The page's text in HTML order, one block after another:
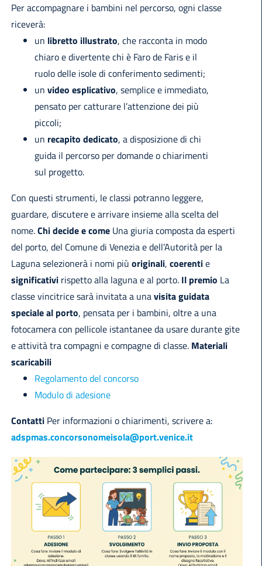
Per accompagnare i bambini nel percorso, ogni classe
riceverà:
un libretto illustrato, che racconta in modo
chiaro e divertente chi è Faro de Faris e il
ruolo delle isole di conferimento sedimenti;
un video esplicativo, semplice e immediato,
pensato per catturare l’attenzione dei più
piccoli;
un recapito dedicato, a disposizione di chi
guida il percorso per domande o chiarimenti
sul progetto.
Con questi strumenti, le classi potranno leggere,
guardare, discutere e arrivare insieme alla scelta del
nome.Chi decide e comeUna giuria composta da esperti
del porto, del Comune di Venezia e dell’Autorità per la
Laguna selezionerà i nomi più originali, coerentie
significativirispetto alla laguna e al porto. Il premio La
classe vincitrice sarà invitata a unavisita guidata
speciale al porto, pensata per i bambini, oltre a una
fotocamera con pellicole istantanee da usare durante gite
e attività tra compagni e compagne di classe. Materiali
scaricabili
Regolamento del concorso
Modulo di adesione
ContattiPer informazioni o chiarimenti, scrivere a:
adspmas.concorsonomeisola@port.venice.it